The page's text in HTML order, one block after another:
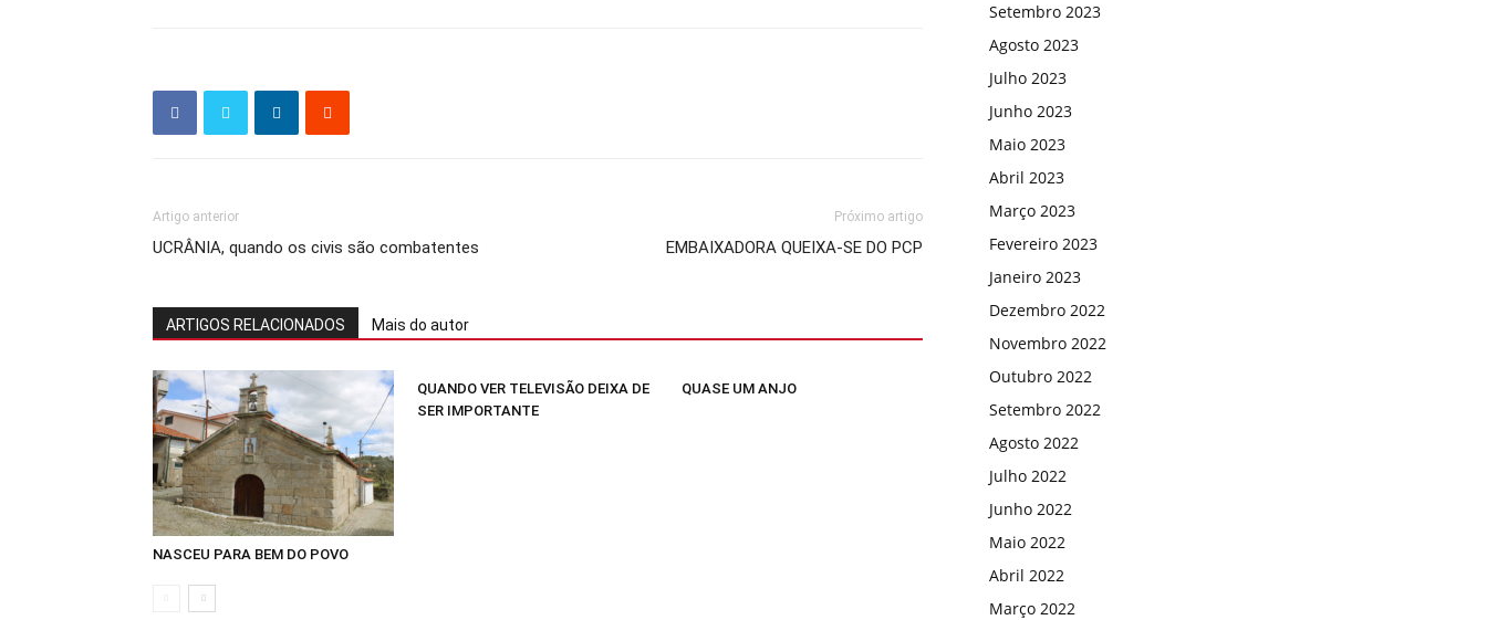
Artigo anterior
UCRÂNIA, quando os civis são combatentes
Próximo artigo
EMBAIXADORA QUEIXA-SE DO PCP
ARTIGOS RELACIONADOS Mais do autor
NASCEU PARA BEM DO POVO
QUANDO VER TELEVISÃO DEIXA DE
SER IMPORTANTE
QUASE UM ANJO
Setembro 2023
Agosto 2023
Julho 2023
Junho 2023
Maio 2023
Abril 2023
Março 2023
Fevereiro 2023
Janeiro 2023
Dezembro 2022
Novembro 2022
Outubro 2022
Setembro 2022
Agosto 2022
Julho 2022
Junho 2022
Maio 2022
Abril 2022
Março 2022